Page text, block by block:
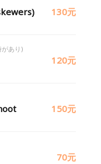
130元
あり)
120元
150元
70元